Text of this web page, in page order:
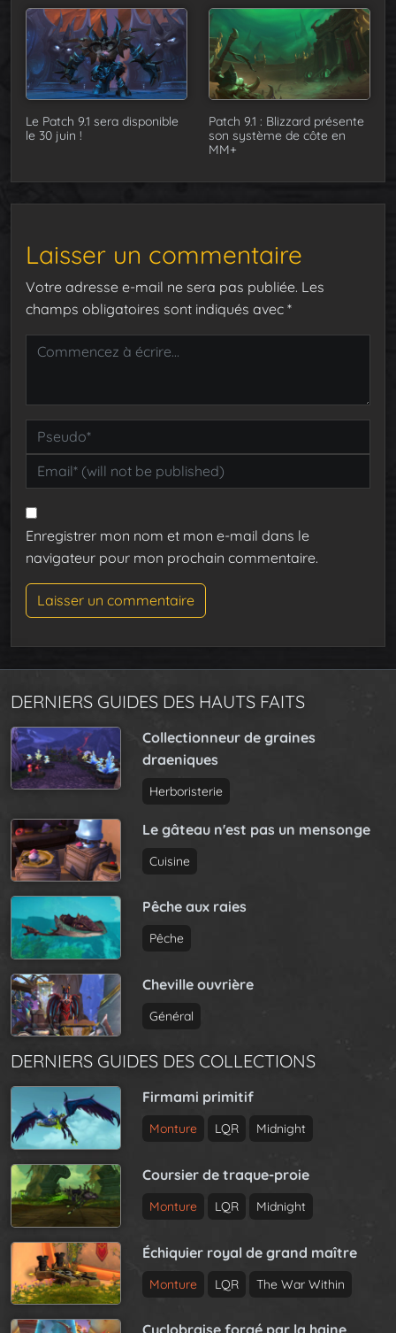
Le Patch 9.1 sera disponible
le 30 juin !
Patch 9.1 : Blizzard présente
son système de côte en
MM+
Laisser un commentaire
Votre adresse e-mail ne sera pas publiée. Les
champs obligatoires sont indiqués avec *
Enregistrer mon nom et mon e-mail dans le
navigateur pour mon prochain commentaire.
DERNIERS GUIDES DES HAUTS FAITS
Collectionneur de graines
draeniques
Herboristerie
Le gâteau n'est pas un mensonge
Cuisine
Pêche aux raies
Pêche
Cheville ouvrière
Général
DERNIERS GUIDES DES COLLECTIONS
Firmami primitif
Monture LQR Midnight
Coursier de traque-proie
Monture LQR Midnight
Échiquier royal de grand maître
Monture LQR The War Within